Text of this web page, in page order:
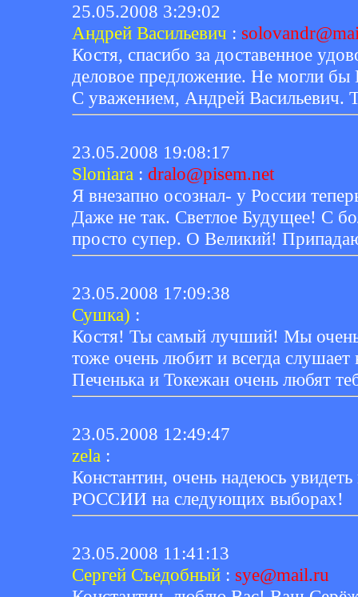
25.05.2008 3:29:02
Андрей Васильевич :
Костя, спасибо за доставенное
деловое предложение. Не могли бы
С уважением, Андрей Васильевич.
23.05.2008 19:08:17
Sloniara : dralo@pisem.net
Я внезапно осознал- у России
Даже не так. Светлое Будущее! С
просто супер. О Великий!
23.05.2008 17:09:38
Сушка) :
Костя! Ты самый лучший! Мы
тоже очень любит и всегда
Печенька и Токежан очень любят
23.05.2008 12:49:47
zela :
Константин, очень надеюсь
РОССИИ на следующих выборах!
23.05.2008 11:41:13
Сергей Съедобный : sye@mail.ru